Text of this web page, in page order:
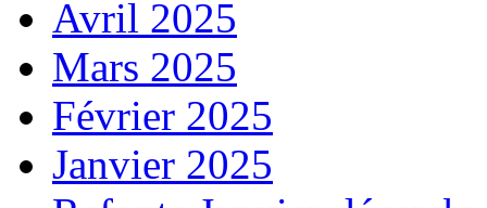
Avril 2025
Mars 2025
Février 2025
Janvier 2025